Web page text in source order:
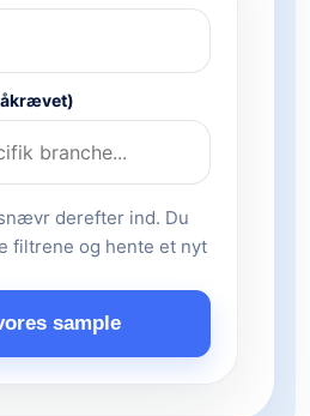
derefter ind. Du
filtrene og hente et nyt
sample